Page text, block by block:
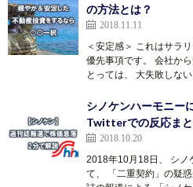
の方法とは？
2018.11.11
＜安定感＞ これはサラ
優先事項です。 会社か
とっては、 大失敗しな
シノケンハーモニー
Twitterでの反応ま
2018.10.20
2018年10月18日、 シノ
て、 「二重契約」の疑